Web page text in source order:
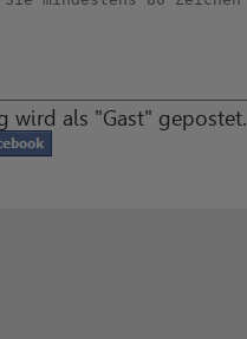
wird als "Gast" gepostet.